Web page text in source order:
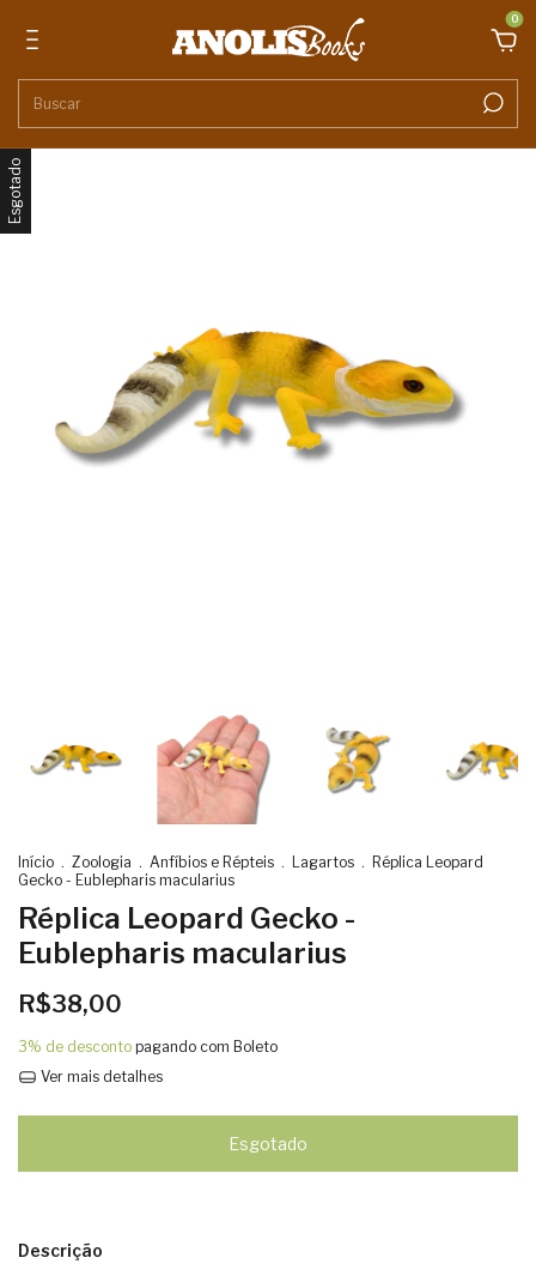
0
Esgotado
Início . Zoologia . Anfíbios e Répteis . Lagartos . Réplica Leopard
Gecko - Eublepharis macularius
Réplica Leopard Gecko -
Eublepharis macularius
R$38,00
3% de desconto pagando com Boleto
Ver mais detalhes
Descrição